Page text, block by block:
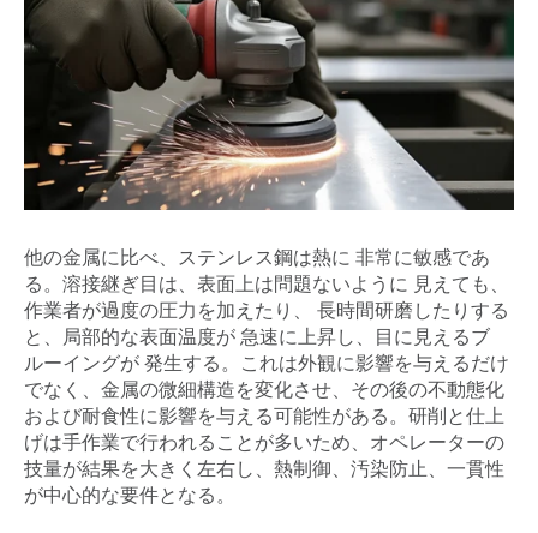
他の金属に比べ、ステンレス鋼は熱に 非常に敏感であ
る。溶接継ぎ目は、表面上は問題ないように 見えても、
作業者が過度の圧力を加えたり、 長時間研磨したりする
と、局部的な表面温度が 急速に上昇し、目に見えるブ
ルーイングが 発生する。これは外観に影響を与えるだけ
でなく、金属の微細構造を変化させ、その後の不動態化
および耐食性に影響を与える可能性がある。研削と仕上
げは手作業で行われることが多いため、オペレーターの
技量が結果を大きく左右し、熱制御、汚染防止、一貫性
が中心的な要件となる。